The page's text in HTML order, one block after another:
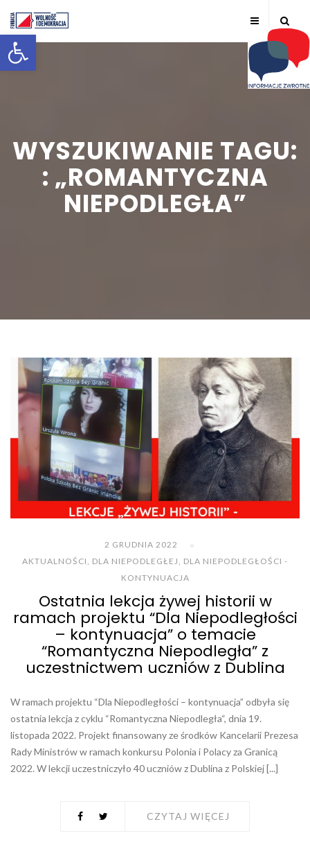
Otwórz pasek narzędzi
WYSZUKIWANIE TAGU:
: „ROMANTYCZNA
NIEPODLEGŁA”
2 GRUDNIA 2022
AKTUALNOŚCI, DLA NIEPODLEGŁEJ, DLA NIEPODLEGŁOŚCI -
KONTYNUACJA
Ostatnia lekcja żywej historii w
ramach projektu “Dla Niepodległości
– kontynuacja” o temacie
“Romantyczna Niepodległa” z
uczestnictwem uczniów z Dublina
W ramach projektu “Dla Niepodległości – kontynuacja” odbyła się
ostatnia lekcja z cyklu “Romantyczna Niepodległa“, dnia 19.
listopada 2022. Projekt finansowany ze środków Kancelarii Prezesa
Rady Ministrów w ramach konkursu Polonia i Polacy za Granicą
2022. W lekcji uczestniczyło 40 uczniów z Dublina z Polskiej [...]
CZYTAJ WIĘCEJ